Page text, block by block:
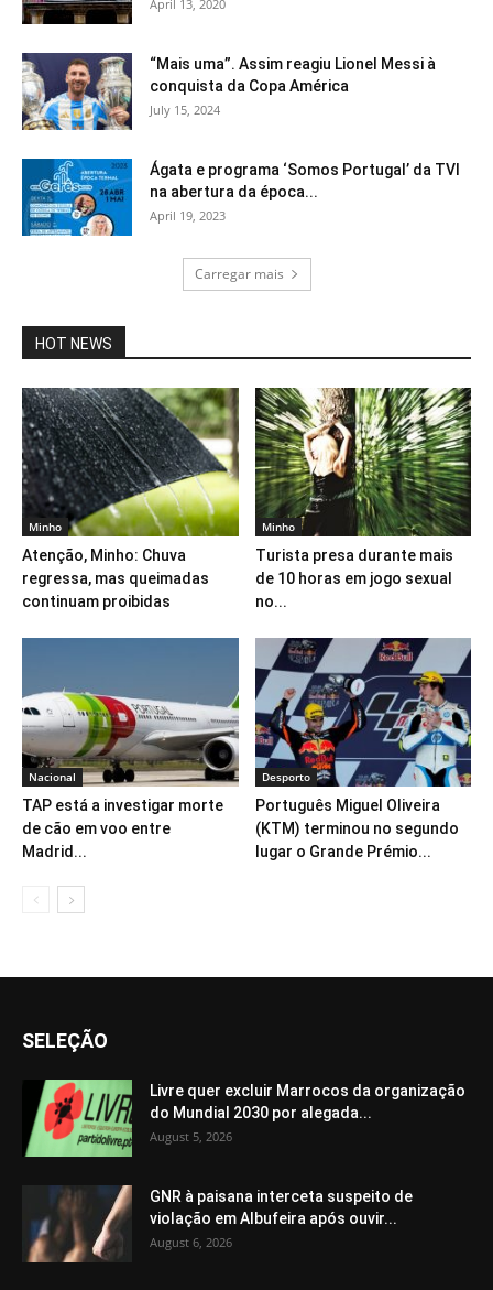
April 13, 2020
“Mais uma”. Assim reagiu Lionel Messi à
conquista da Copa América
July 15, 2024
Ágata e programa ‘Somos Portugal’ da TVI
na abertura da época...
April 19, 2023
Carregar mais
HOT NEWS
Minho
Atenção, Minho: Chuva
regressa, mas queimadas
continuam proibidas
Minho
Turista presa durante mais
de 10 horas em jogo sexual
no...
Nacional
TAP está a investigar morte
de cão em voo entre
Madrid...
Desporto
Português Miguel Oliveira
(KTM) terminou no segundo
lugar o Grande Prémio...
SELEÇÃO
Livre quer excluir Marrocos da organização
do Mundial 2030 por alegada...
August 5, 2026
GNR à paisana interceta suspeito de
violação em Albufeira após ouvir...
August 6, 2026